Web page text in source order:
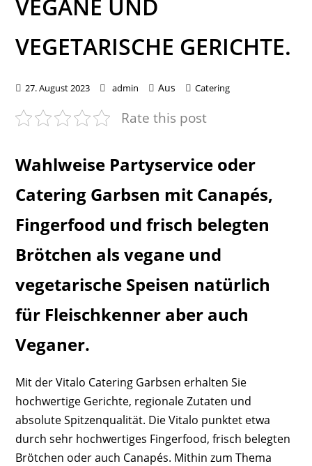
VEGANE UND
VEGETARISCHE GERICHTE.
27. August 2023 admin Aus Catering
Rate this post
Wahlweise Partyservice oder
Catering Garbsen mit Canapés,
Fingerfood und frisch belegten
Brötchen als vegane und
vegetarische Speisen natürlich
für Fleischkenner aber auch
Veganer.
Mit der Vitalo Catering Garbsen erhalten Sie
hochwertige Gerichte, regionale Zutaten und
absolute Spitzenqualität. Die Vitalo punktet etwa
durch sehr hochwertiges Fingerfood, frisch belegten
Brötchen oder auch Canapés. Mithin zum Thema